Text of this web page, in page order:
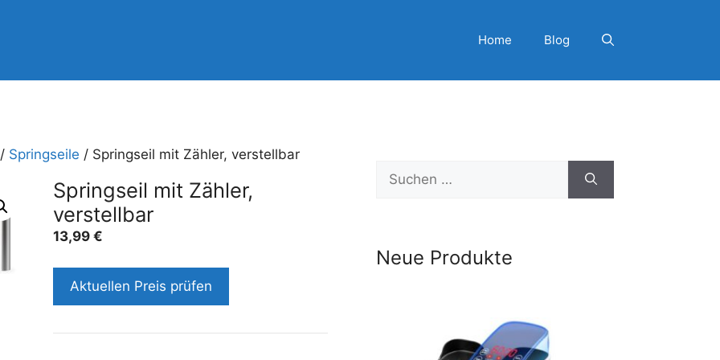
Home Blog
/ Springseile / Springseil mit Zähler, verstellbar
Springseil mit Zähler,
verstellbar
13,99 €
Aktuellen Preis prüfen
Suchen
nach:
Neue Produkte